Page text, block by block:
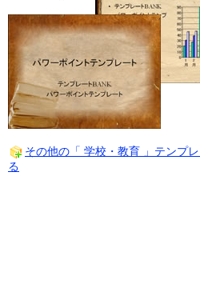
その他の「 学校・教育 」テンプ
る